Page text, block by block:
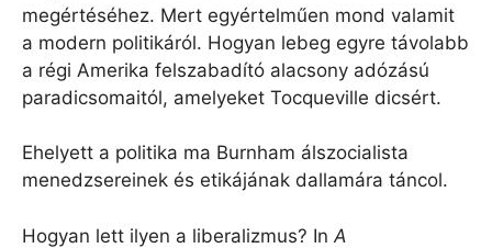
megértéséhez. Mert egyértelműen mond valamit
a modern politikáról. Hogyan lebeg egyre távolabb
a régi Amerika felszabadító alacsony adózású
paradicsomaitól, amelyeket Tocqueville dicsért.
Ehelyett a politika ma Burnham álszocialista
menedzsereinek és etikájának dallamára táncol.
Hogyan lett ilyen a liberalizmus? In A